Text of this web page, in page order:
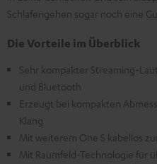
Schlafengehen sogar noch eine
Die Vorteile im Überblick
Sehr kompakter Streaming-
und Bluetooth
Erzeugt bei kompakten
Klang
Mit weiterem One S kabellos
Mit Raumfeld-Technologie für